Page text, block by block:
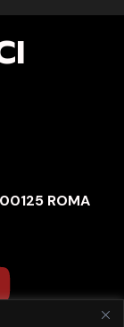
00125 ROMA